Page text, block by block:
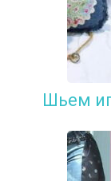
Шьем